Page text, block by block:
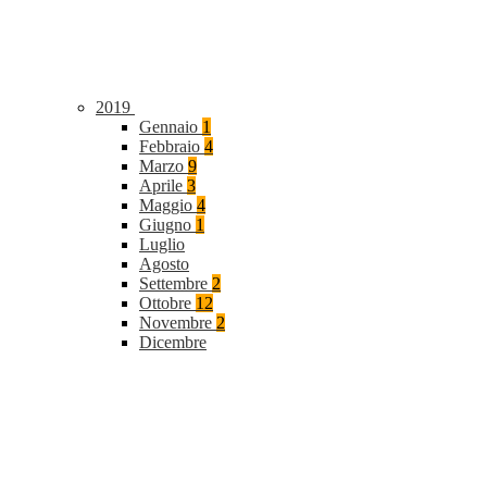
2019
Gennaio 1
Febbraio 4
Marzo 9
Aprile 3
Maggio 4
Giugno 1
Luglio
Agosto
Settembre 2
Ottobre 12
Novembre 2
Dicembre